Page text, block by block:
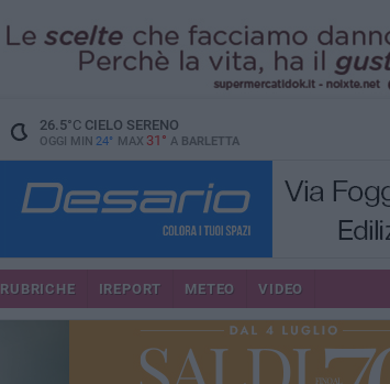
26.5°CCIELO SERENO
OGGI MIN 24° MAX 31° A BARLETTA
RUBRICHE IREPORT METEO VIDEO